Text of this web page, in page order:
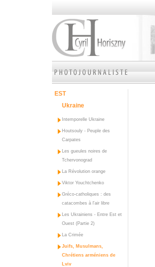
EST
Ukraine
Intemporelle Ukraine
Houtsouly - Peuple des
Carpates
Les gueules noires de
Tchervonograd
La Révolution orange
Viktor Youchtchenko
Gréco-catholiques : des
catacombes à l'air libre
Les Ukrainiens - Entre Est et
Ouest (Partie 2)
La Crimée
Juifs, Musulmans,
Chrétiens arméniens de
Lviv